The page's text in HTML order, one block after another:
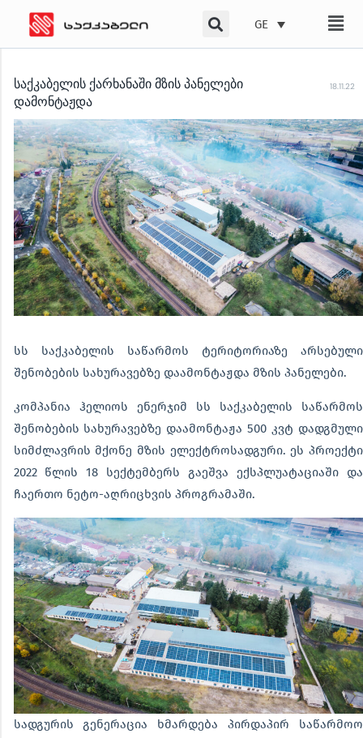
content
GE
საქკაბელის ქარხანაში მზის პანელები
დამონტაჟდა
18.11.22
სს საქკაბელის საწარმოს ტერიტორიაზე არსებული
შენობების სახურავებზე დაამონტაჟდა მზის პანელები.
კომპანია ჰელიოს ენერჯიმ სს საქკაბელის საწარმოს
შენობების სახურავებზე დაამონტაჟა 500 კვტ დადგმული
სიმძლავრის მქონე მზის ელექტროსადგური. ეს პროექტი
2022 წლის 18 სექტემბერს გაეშვა ექსპლუატაციაში და
ჩაერთო ნეტო-აღრიცხვის პროგრამაში.
სადგურის გენერაცია ხმარდება პირდაპირ საწარმოო